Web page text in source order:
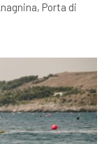
Porta di